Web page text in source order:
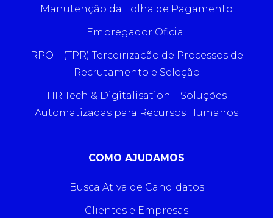
Manutenção da Folha de Pagamento
Empregador Oficial
RPO – (TPR) Terceirização de Processos de
Recrutamento e Seleção
HR Tech & Digitalisation – Soluções
Automatizadas para Recursos Humanos
COMO AJUDAMOS
Busca Ativa de Candidatos
Clientes e Empresas